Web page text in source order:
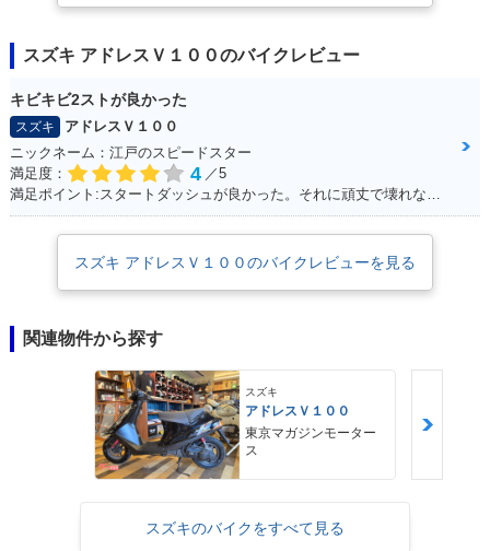
スズキ アドレスＶ１００のバイクレビュー
キビキビ2ストが良かった
スズキ
アドレスＶ１００
ニックネーム：江戸のスピードスター
満足度：
4 ／5
満足ポイント:スタートダッシュが良かった。それに頑丈で壊れない。燃費はそこそこ。あと、足元もフラットで、リアにはボックスを付ければ、相当量を運べます。シート下は、フルフェイスがしっかりと格納できました。あとはフロントの内側収納もたっぷりサイズで、500のペットボトルも入ります。企画でやった、V100 ツーリングは今でも思い出になってます。そんな便利な一台です。
スズキ アドレスＶ１００のバイクレビューを見る
関連物件から探す
スズキ
アドレスＶ１００
東京マガジンモーター
ス
スズキのバイクをすべて見る